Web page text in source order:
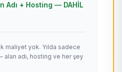
Adı + Hosting — DAHİL
maliyet yok. Yılda sadece
alan adı, hosting ve her şey